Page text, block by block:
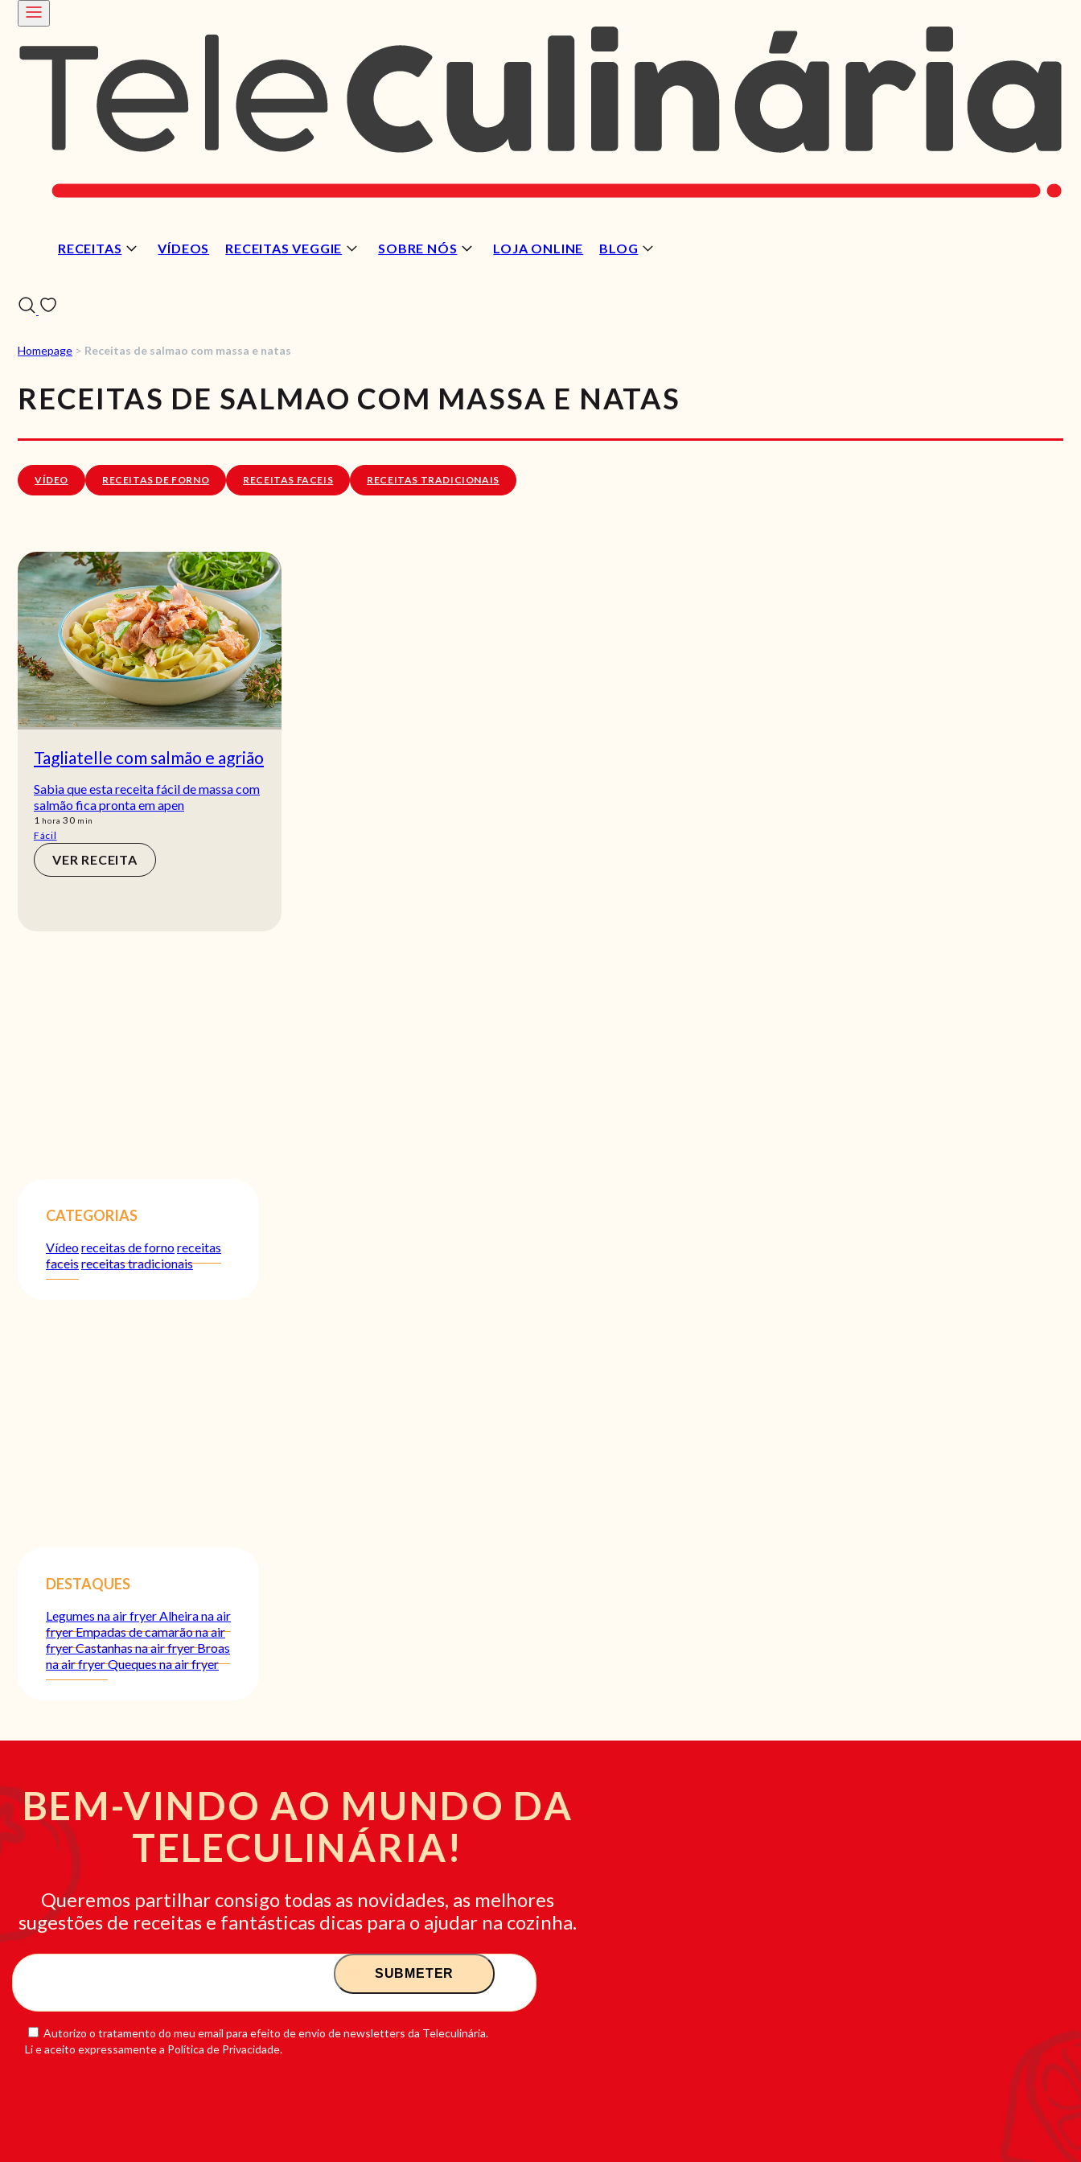
RECEITAS VÍDEOS RECEITAS VEGGIE SOBRE NÓS LOJA ONLINE BLOG
VÍDEOS
Homepage > Receitas de salmao com massa e natas
RECEITAS DE SALMAO COM MASSA E NATAS
VÍDEO RECEITAS DE FORNO RECEITAS FACEIS RECEITAS TRADICIONAIS
Tagliatelle com salmão e agrião
Sabia que esta receita fácil de massa com
salmão fica pronta em apen
1 hora
hora 30min
min
Fácil
VER RECEITA
CATEGORIAS
Vídeoreceitas de fornoreceitas
faceisreceitas tradicionais
DESTAQUES
Legumes na air fryerAlheira na air
fryerEmpadas de camarão na air
fryerCastanhas na air fryerBroas
na air fryerQueques na air fryer
BEM-VINDO AO MUNDO DA
TELECULINÁRIA!
Queremos partilhar consigo todas as novidades, as melhores
sugestões de receitas e fantásticas dicas para o ajudar na cozinha.
Autorizo o tratamento do meu email para efeito de envio de newsletters da Teleculinária.
Li e aceito expressamente a Política de Privacidade.